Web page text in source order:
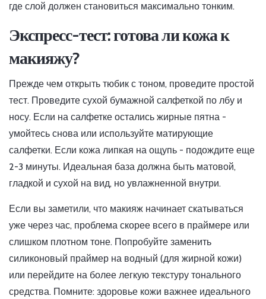
где слой должен становиться максимально тонким.
Экспресс-тест: готова ли кожа к
макияжу?
Прежде чем открыть тюбик с тоном, проведите простой
тест. Проведите сухой бумажной салфеткой по лбу и
носу. Если на салфетке остались жирные пятна -
умойтесь снова или используйте матирующие
салфетки. Если кожа липкая на ощупь - подождите еще
2-3 минуты. Идеальная база должна быть матовой,
гладкой и сухой на вид, но увлажненной внутри.
Если вы заметили, что макияж начинает скатываться
уже через час, проблема скорее всего в праймере или
слишком плотном тоне. Попробуйте заменить
силиконовый праймер на водный (для жирной кожи)
или перейдите на более легкую текстуру тонального
средства. Помните: здоровье кожи важнее идеального